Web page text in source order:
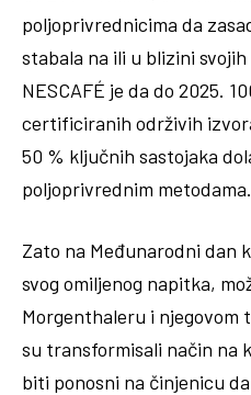
poljoprivrednicima da
stabala na ili u blizini
NESCAFÉ je da do 2025.
certificiranih održivih
50 % ključnih sastojaka
poljoprivrednim metodama.
Zato na Međunarodni dan
svog omiljenog napitka,
Morgenthaleru i njegovom
su transformisali način na
biti ponosni na činjenicu